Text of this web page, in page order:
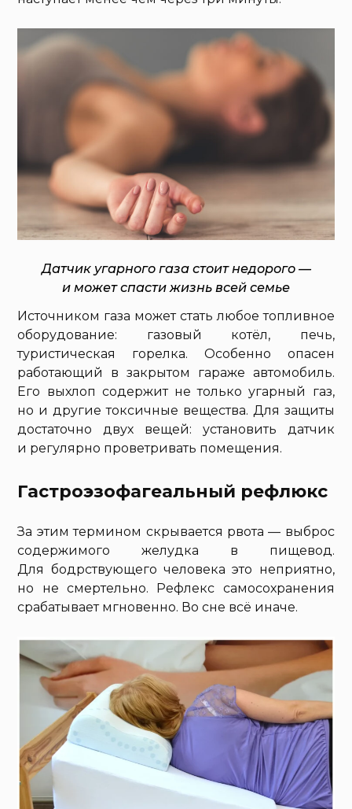
Датчик угарного газа стоит недорого —
и может спасти жизнь всей семье
Источником газа может стать любое топливное
оборудование: газовый котёл, печь,
туристическая горелка. Особенно опасен
работающий в закрытом гараже автомобиль.
Его выхлоп содержит не только угарный газ,
но и другие токсичные вещества. Для защиты
достаточно двух вещей: установить датчик
и регулярно проветривать помещения.
Гастроэзофагеальный рефлюкс
За этим термином скрывается рвота — выброс
содержимого желудка в пищевод.
Для бодрствующего человека это неприятно,
но не смертельно. Рефлекс самосохранения
срабатывает мгновенно. Во сне всё иначе.